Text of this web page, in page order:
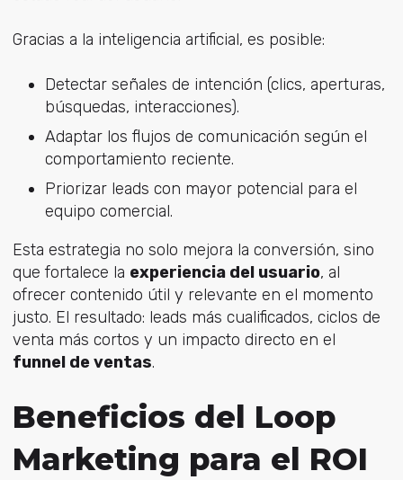
Gracias a la inteligencia artificial, es posible:
Detectar señales de intención (clics, aperturas,
búsquedas, interacciones).
Adaptar los flujos de comunicación según el
comportamiento reciente.
Priorizar leads con mayor potencial para el
equipo comercial.
Esta estrategia no solo mejora la conversión, sino
que fortalece la experiencia del usuario, al
ofrecer contenido útil y relevante en el momento
justo. El resultado: leads más cualificados, ciclos de
venta más cortos y un impacto directo en el
funnel de ventas.
Beneficios del Loop
Marketing para el ROI